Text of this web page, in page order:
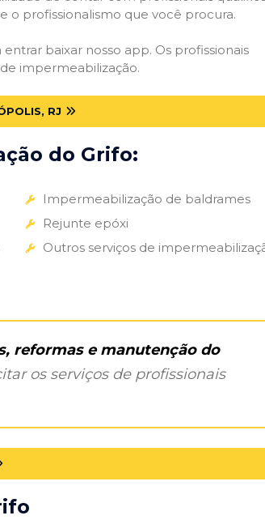
o profissionalismo que você procura.
baixar nosso app. Os profissionais
impermeabilização.
RJ
do Grifo:
Impermeabilização de baldrames
Rejunte epóxi
Outros serviços de
reformas e manutenção do
os serviços de profissionais